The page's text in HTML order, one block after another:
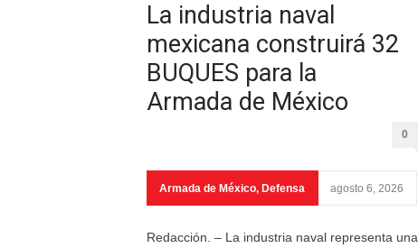
La industria naval
mexicana construirá 32
BUQUES para la
Armada de México
0
Armada de México, Defensa agosto 6, 2026
Redacción. – La industria naval representa una